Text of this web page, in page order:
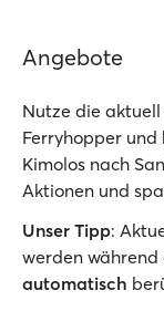
Angebote
Nutze die
Ferryhopper und
Kimolos nach
Aktionen und
Unser Tipp:
werden während
automatisch